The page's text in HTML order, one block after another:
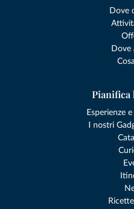
Dove
Dove
Pianifica
Esperienze
I nostri